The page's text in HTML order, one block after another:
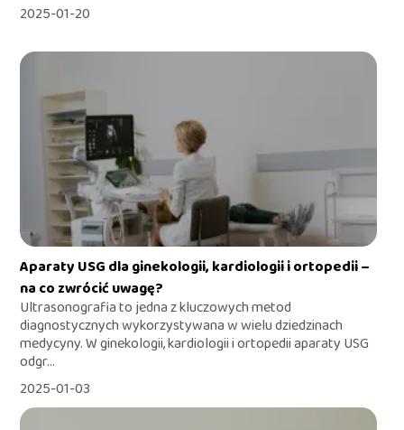
2025-01-20
Aparaty USG dla ginekologii, kardiologii i ortopedii –
na co zwrócić uwagę?
Ultrasonografia to jedna z kluczowych metod
diagnostycznych wykorzystywana w wielu dziedzinach
medycyny. W ginekologii, kardiologii i ortopedii aparaty USG
odgr...
2025-01-03